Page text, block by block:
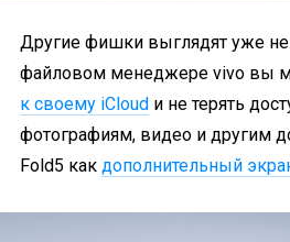
Другие фишки выглядят уже не
файловом менеджере vivo вы
к своему iCloud и не терять
фотографиям, видео и другим
Fold5 как дополнительный